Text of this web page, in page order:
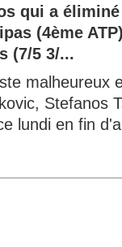
qui a
(4ème
(7/5 3/...
malheureux
Stefanos
lundi en fin